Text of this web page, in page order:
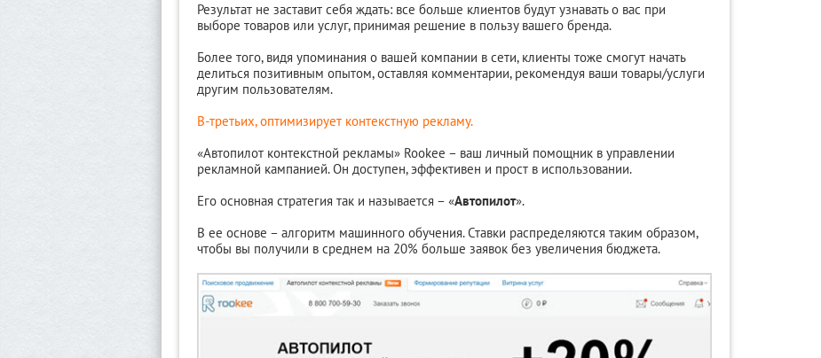
Результат не заставит себя ждать: все больше клиентов будут узнавать о вас при
выборе товаров или услуг, принимая решение в пользу вашего бренда.
Более того, видя упоминания о вашей компании в сети, клиенты тоже смогут начать
делиться позитивным опытом, оставляя комментарии, рекомендуя ваши товары/услуги
другим пользователям.
В-третьих, оптимизирует контекстную рекламу.
«Автопилот контекстной рекламы» Rookee – ваш личный помощник в управлении
рекламной кампанией. Он доступен, эффективен и прост в использовании.
Его основная стратегия так и называется – «Автопилот».
В ее основе – алгоритм машинного обучения. Ставки распределяются таким образом,
чтобы вы получили в среднем на 20% больше заявок без увеличения бюджета.